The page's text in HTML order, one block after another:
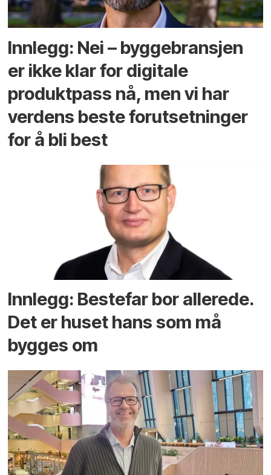
Innlegg: Nei – byggebransjen
er ikke klar for digitale
produktpass nå, men vi har
verdens beste forutsetninger
for å bli best
Innlegg: Bestefar bor allerede.
Det er huset hans som må
bygges om